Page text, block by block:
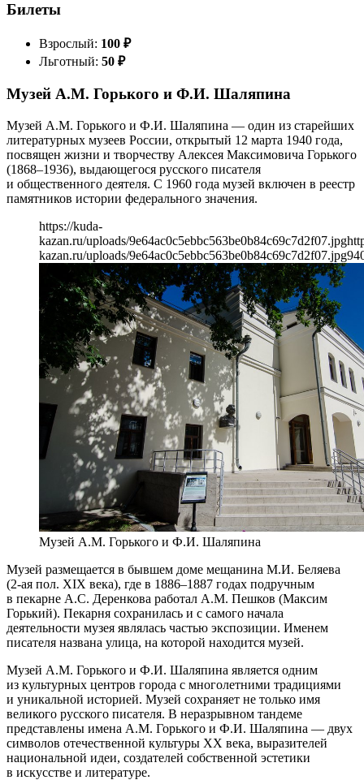
Билеты
Взрослый: 100 ₽
Льготный: 50 ₽
Музей А.М. Горького и Ф.И. Шаляпина
Музей А.М. Горького и Ф.И. Шаляпина — один из старейших
литературных музеев России, открытый 12 марта 1940 года,
посвящен жизни и творчеству Алексея Максимовича Горького
(1868–1936), выдающегося русского писателя
и общественного деятеля. С 1960 года музей включен в реестр
памятников истории федерального значения.
https://kuda-
kazan.ru/uploads/9e64ac0c5ebbc563be0b84c69c7d2f07.jpg
kazan.ru/uploads/9e64ac0c5ebbc563be0b84c69c7d2f07.jpg
Музей А.М. Горького и Ф.И. Шаляпина
Музей размещается в бывшем доме мещанина М.И. Беляева
(2-ая пол. XIX века), где в 1886–1887 годах подручным
в пекарне А.С. Деренкова работал А.М. Пешков (Максим
Горький). Пекарня сохранилась и с самого начала
деятельности музея являлась частью экспозиции. Именем
писателя названа улица, на которой находится музей.
Музей А.М. Горького и Ф.И. Шаляпина является одним
из культурных центров города с многолетними традициями
и уникальной историей. Музей сохраняет не только имя
великого русского писателя. В неразрывном тандеме
представлены имена А.М. Горького и Ф.И. Шаляпина — двух
символов отечественной культуры ХХ века, выразителей
национальной идеи, создателей собственной эстетики
в искусстве и литературе.